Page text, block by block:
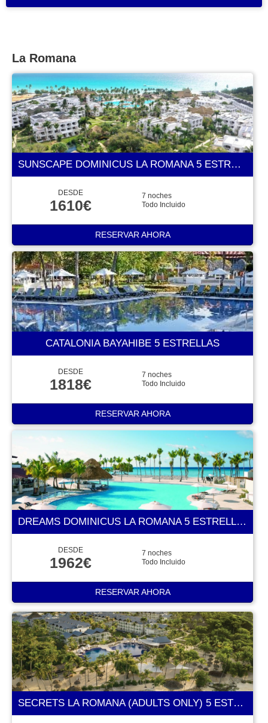
La Romana
SUNSCAPE DOMINICUS LA ROMANA 5 ESTRELLAS
DESDE
1610€
7 noches
Todo Incluido
RESERVAR AHORA
CATALONIA BAYAHIBE 5 ESTRELLAS
DESDE
1818€
7 noches
Todo Incluido
RESERVAR AHORA
DREAMS DOMINICUS LA ROMANA 5 ESTRELLAS
DESDE
1962€
7 noches
Todo Incluido
RESERVAR AHORA
SECRETS LA ROMANA (ADULTS ONLY) 5 ESTRELLAS